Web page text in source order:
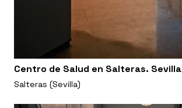
Centro de Salud en Salteras. Sevilla
Salteras (Sevilla)